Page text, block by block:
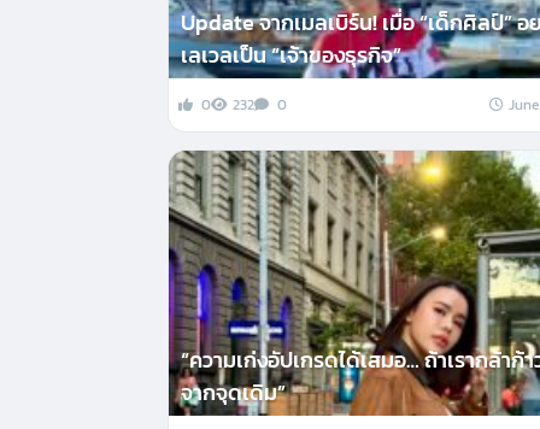
Update จากเมลเบิร์น! เมื่อ “เด็กศิลป์” อ
เลเวลเป็น “เจ้าของธุรกิจ”
0 232 0
“ความเก่งอัปเกรดได้เสมอ… ถ้าเรากล้าก้
จากจุดเดิม”